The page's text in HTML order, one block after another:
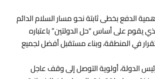
الدفع بخطى ثابتة نحو مسار السلام الدائم
يقوم على أساس “حل الدولتين” باعتباره
في المنطقة، وبناء مستقبل أفضل لجميع
الدولة، أولوية التوصل إلى وقف عاجل